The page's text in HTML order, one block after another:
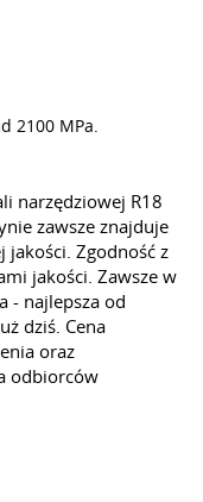
2100 MPa.
narzędziowej R18
zawsze znajduje
jakości. Zgodność z
jakości. Zawsze w
- najlepsza od
dziś. Cena
oraz
odbiorców